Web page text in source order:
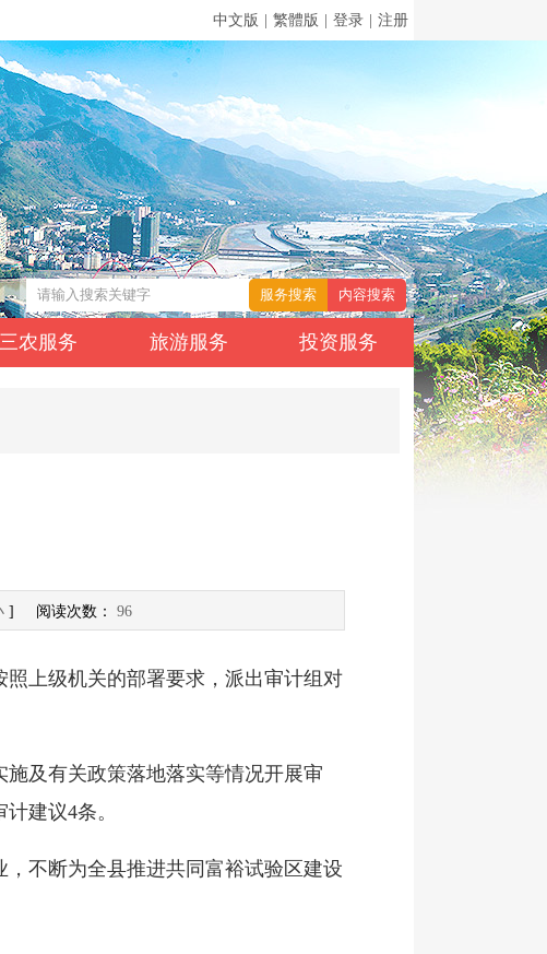
中文版 繁體版 登录 注册
三农服务 旅游服务 投资服务
] 阅读次数： 96
上级机关的部署要求，派出审计组对
及有关政策落地落实等情况开展审
建议4条。
不断为全县推进共同富裕试验区建设